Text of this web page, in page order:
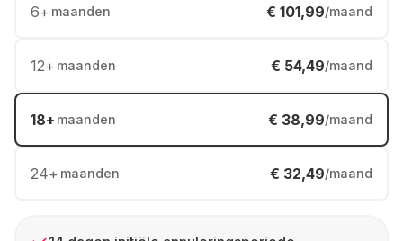
6+ maanden € 101,99/maand
12+ maanden € 54,49/maand
18+ maanden € 38,99/maand
24+ maanden € 32,49/maand